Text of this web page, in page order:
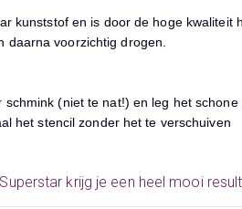
kunststof en is door de hoge kwaliteit
daarna voorzichtig drogen.
(niet te nat!) en leg het
het stencil zonder het te verschuiven
krijg je een heel mooi